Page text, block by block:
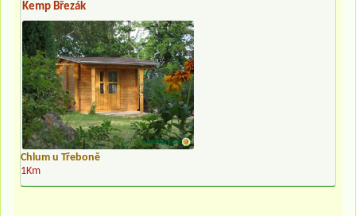
Kemp Březák
Chlum u Třeboně
1Km